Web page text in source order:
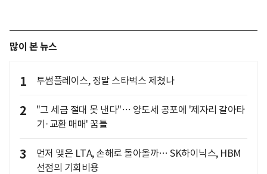
많이 본 뉴스
1 투썸플레이스, 정말 스타벅스 제쳤나
2
"그 세금 절대 못 낸다"… 양도세 공포에 '제자리 갈아타
기·교환 매매' 꿈틀
3
먼저 맺은 LTA, 손해로 돌아올까… SK하이닉스, HBM
선점의 기회비용